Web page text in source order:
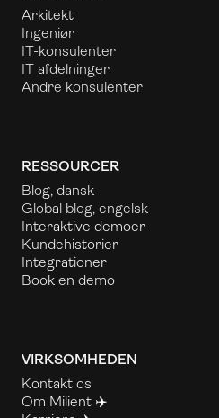
Arkitekt
Ingeniør
IT-konsulenter
IT afdelninger
Andre konsulenter
RESSOURCER
Blog, dansk
Global blog, engelsk
Interaktive demoer
Kundehistorier
Integrationer
Book en demo
VIRKSOMHEDEN
Kontakt os
Om Milient ✈️